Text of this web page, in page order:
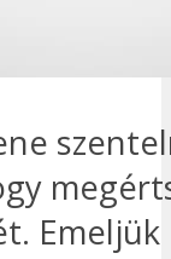
Emeljük